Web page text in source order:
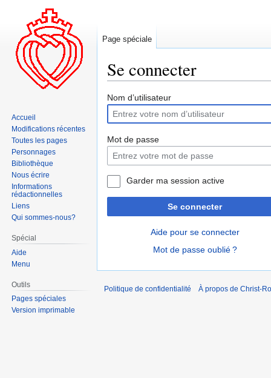
Se connecter
Aller
la
navigation
Aller
la
recherche
Nom d’utilisateur
Mot de passe
Garder ma session active
Se connecter
Aide pour se connecter
Mot de passe oublié ?
Page spéciale
Accueil
Modifications récentes
Toutes les pages
Personnages
Bibliothèque
Nous écrire
Informations
rédactionnelles
Liens
Qui sommes-nous?
Spécial
Aide
Menu
Outils
Pages spéciales
Version imprimable
Politique de confidentialité À propos de Christ-